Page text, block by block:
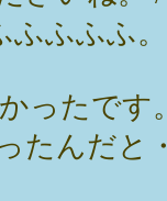
ふふふ
ったです
たんだと